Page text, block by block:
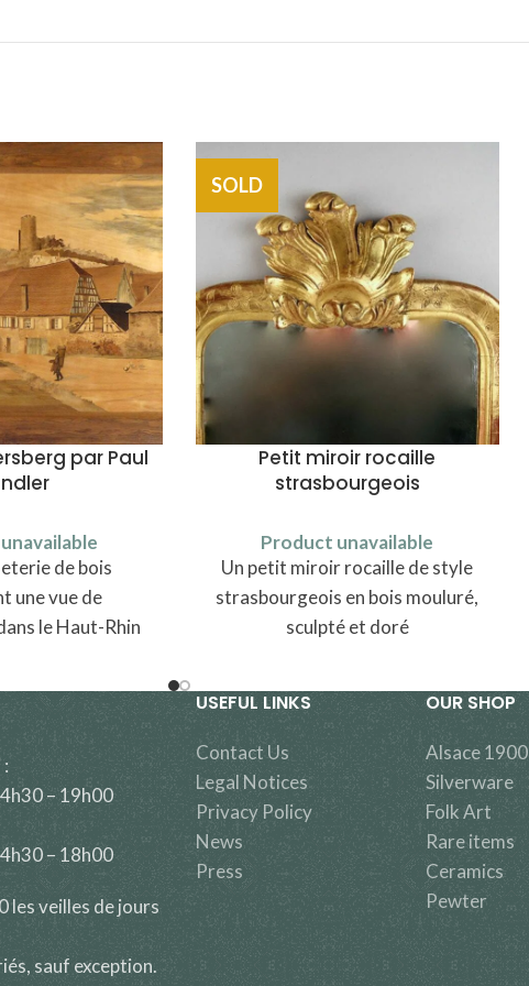
par Paul
de bois
une vue de
le Haut-Rhin
SOLD
Petit miroir rocaille
strasbourgeois
Product unavailable
Un petit miroir rocaille de style
strasbourgeois en bois mouluré,
sculpté et doré
– 19h00
– 18h00
les veilles de jours
sauf exception.
USEFUL LINKS
Contact Us
Legal Notices
Privacy Policy
News
Press
OUR SHOP
Alsace 1900
Silverware
Folk Art
Rare items
Ceramics
Pewter